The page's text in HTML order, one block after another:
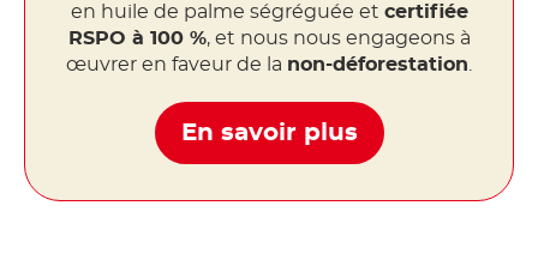
en huile de palme ségréguée et certifiée
RSPO à 100 %, et nous nous engageons à
œuvrer en faveur de la non-déforestation
En savoir plus